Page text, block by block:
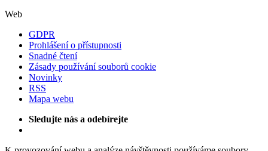
Web
GDPR
Prohlášení o přístupnosti
Snadné čtení
Zásady používání souborů cookie
Novinky
RSS
Mapa webu
Sledujte nás a odebírejte